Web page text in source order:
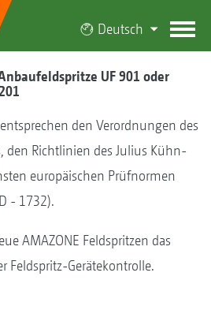
Deutsch
UF 901 oder
den Verordnungen des
den Richtlinien des Julius Kühn-
euro­päischen Prüfnormen
- 1732).
AMAZONE Feldspritzen das
Feldspritz-Geräte­kontrolle.